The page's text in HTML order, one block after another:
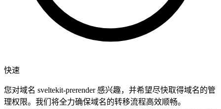
快速
您对域名 sveltekit-prerender 感兴趣，并希望尽快取得域名的管
理权限。我们将全力确保域名的转移流程高效顺畅。